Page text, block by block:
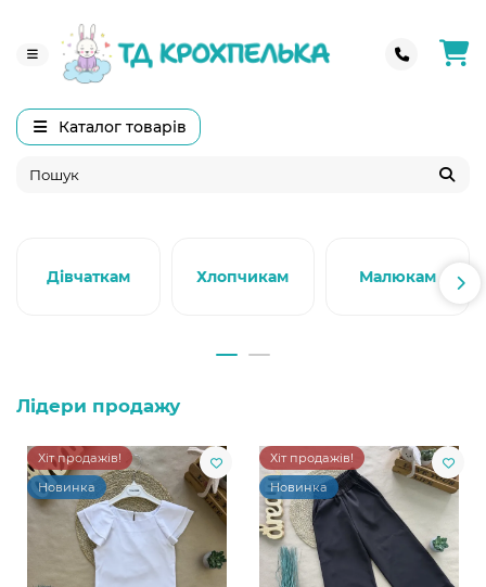
Каталог товарів
Дівчаткам Хлопчикам Малюкам
Лідери продажу
Хіт продажів!
Новинка
Хіт продажів!
Новинка